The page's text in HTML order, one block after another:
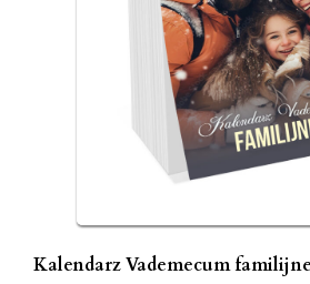
Kalendarz Vademecum familijne